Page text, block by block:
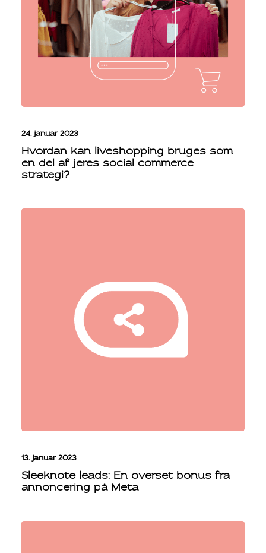
24. januar 2023
Hvordan kan liveshopping bruges som
en del af jeres social commerce
strategi?
13. januar 2023
Sleeknote leads: En overset bonus fra
annoncering på Meta